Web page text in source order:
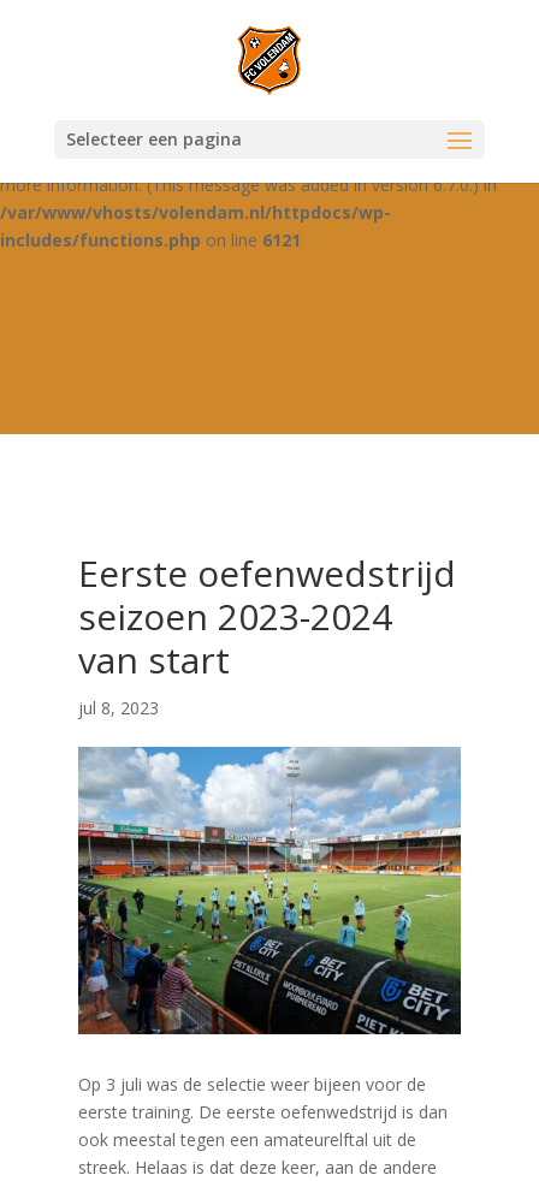
: Function _load_textdomain_just_in_time was called
. Translation loading for the
triggered too early. This is usually an indicator for some code in the
plugin or theme running too early. Translations should be loaded at
action or later. Please see Debugging in WordPress
more information. (This message was added in version 6.7.0.) in
/var/www/vhosts/volendam.nl/httpdocs/wp-
includes/functions.php on line 6121
Selecteer een pagina
Eerste oefenwedstrijd
seizoen 2023-2024
van start
jul 8, 2023
Op 3 juli was de selectie weer bijeen voor de
eerste training. De eerste oefenwedstrijd is dan
ook meestal tegen een amateurelftal uit de
streek. Helaas is dat deze keer, aan de andere